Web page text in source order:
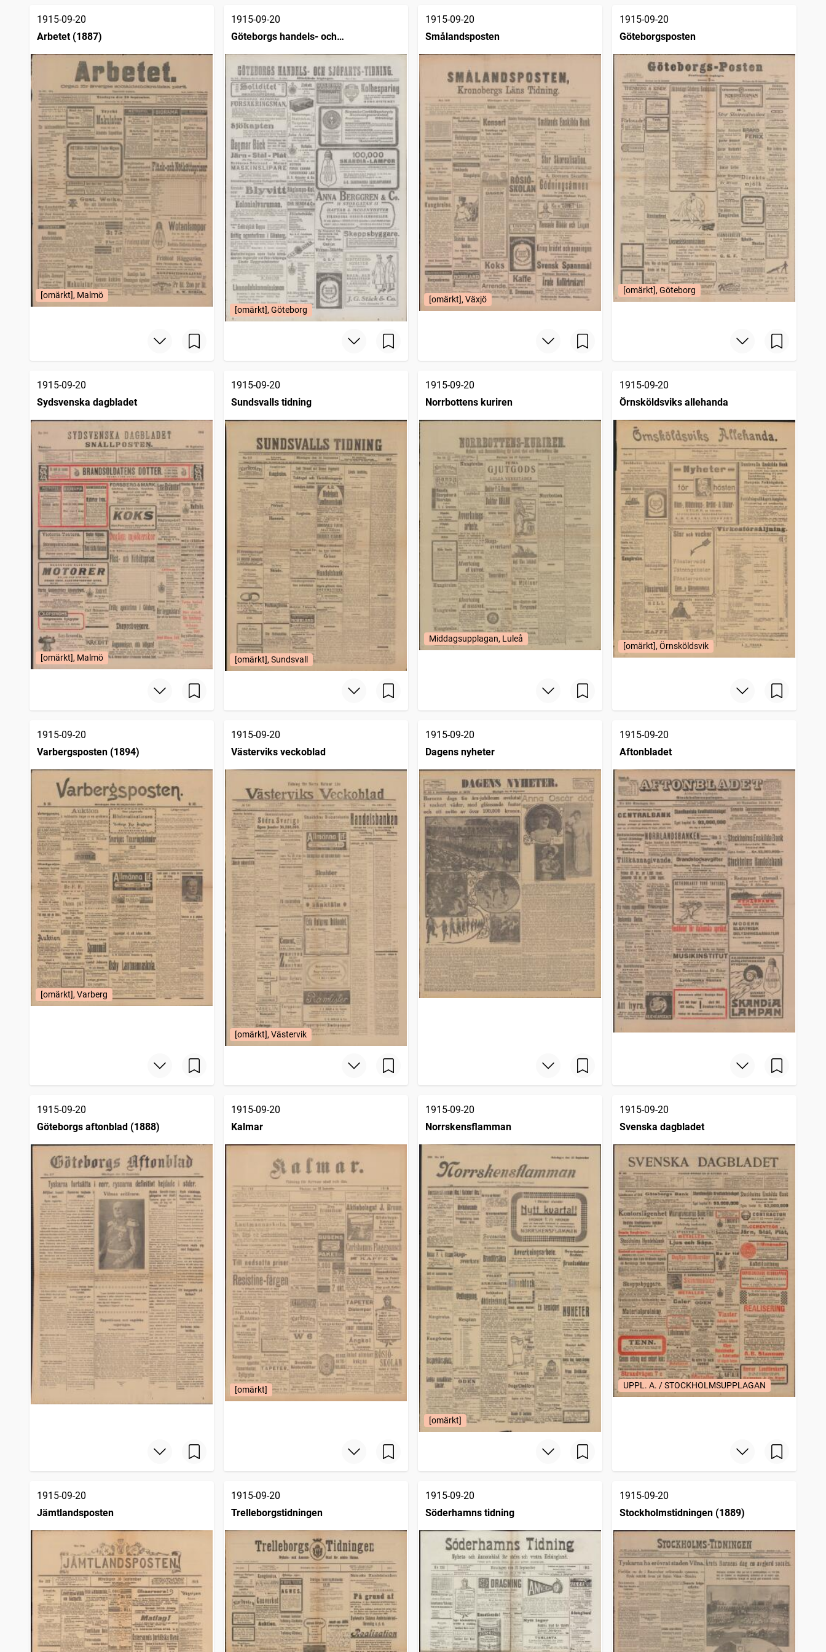
Söderhamns tidning
träffar
1915-09-20
Arbetet (1887)
[omärkt], Malmö
1915-09-20
Göteborgs handels- och
sjöfartstidning (1832)
[omärkt], Göteborg
1915-09-20
Smålandsposten
[omärkt], Växjö
1915-09-20
Göteborgsposten
[omärkt], Göteborg
1915-09-20
Sydsvenska dagbladet
[omärkt], Malmö
1915-09-20
Sundsvalls tidning
[omärkt], Sundsvall
1915-09-20
Norrbottens kuriren
Middagsupplagan, Luleå
1915-09-20
Örnsköldsviks allehanda
[omärkt], Örnsköldsvik
1915-09-20
Varbergsposten (1894)
[omärkt], Varberg
1915-09-20
Västerviks veckoblad
[omärkt], Västervik
1915-09-20
Dagens nyheter
1915-09-20
Aftonbladet
1915-09-20
Göteborgs aftonblad (1888)
1915-09-20
Kalmar
[omärkt]
1915-09-20
Norrskensflamman
[omärkt]
1915-09-20
Svenska dagbladet
UPPL. A. / STOCKHOLMSUPPLAGAN
1915-09-20
Jämtlandsposten
1915-09-20
Trelleborgstidningen
1915-09-20
Söderhamns tidning
1915-09-20
Stockholmstidningen (1889)